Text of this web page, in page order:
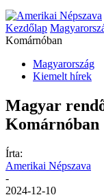
Kezdőlap
Komárnóban
Magyarország
Kiemelt hírek
Magyar
Komárnóban
Írta:
Amerikai Népszava
-
2024-12-10